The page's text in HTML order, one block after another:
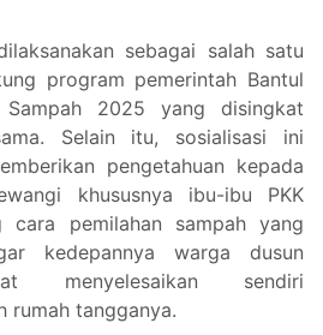
sebagai salah satu
program pemerintah Bantul
2025 yang disingkat
Selain itu, sosialisasi ini
pengetahuan kepada
khususnya ibu-ibu PKK
cara pemilahan sampah yang
kedepannya warga dusun
menyelesaikan sendiri
rumah tangganya.